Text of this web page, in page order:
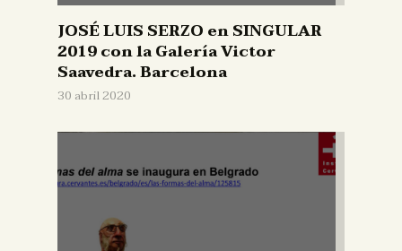
JOSÉ LUIS SERZO en SINGULAR
2019 con la Galería Victor
Saavedra. Barcelona
30 abril 2020